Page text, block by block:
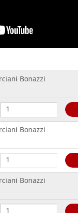
Bonazzi
Bonazzi
Bonazzi